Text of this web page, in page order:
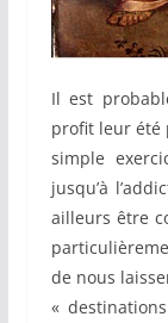
Il est
profit leur été
simple
jusqu’à
ailleurs être
de nous
«